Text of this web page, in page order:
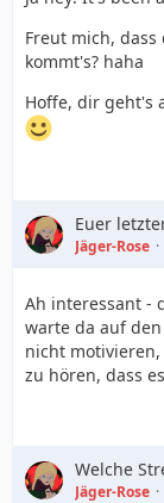
Freut mich,
kommt's? haha
Hoffe, dir geht's
Euer
Jäger-Rose
Ah interessant -
warte da auf
nicht
zu hören, dass
Welche
Jäger-Rose